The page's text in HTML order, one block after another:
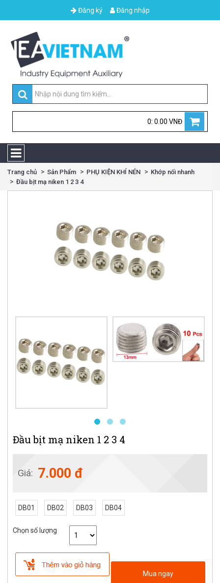
Đăng ký Đăng nhập
0: 0.00 VNĐ
Trang chủ Sản Phẩm PHỤ KIỆN KHÍ NÉN
Khớp nối nhanh
Đầu bịt mạ niken 1 2 3 4
Đầu bịt mạ niken 1 2 3 4
Giá: 7.000 đ
DB01 DB02 DB03 DB04
Chọn số lượng
Mua ngay